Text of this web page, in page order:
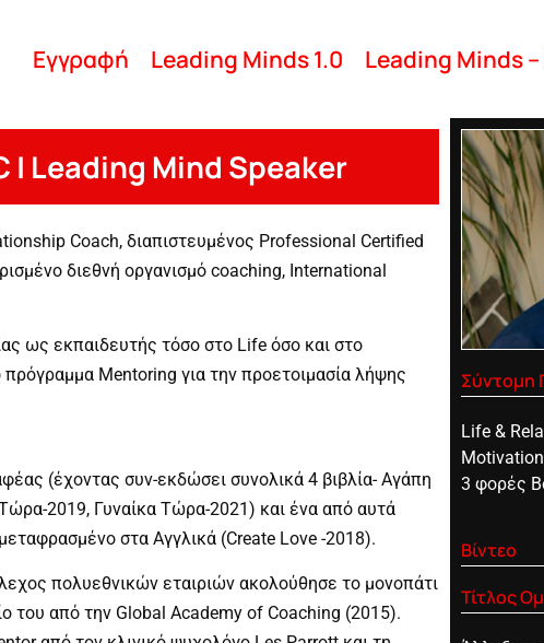
Εγγραφή Leading Minds 1.0 Leading Minds
| Leading Mind Speaker
Coach, διαπιστευμένος Professional Certified
διεθνή οργανισμό coaching, International
ως εκπαιδευτής τόσο στο Life όσο και στο
Mentoring για την προετοιμασία λήψης
(έχοντας συν-εκδώσει συνολικά 4 βιβλία- Αγάπη
2019, Γυναίκα Τώρα-2021) και ένα από αυτά
στα Αγγλικά (Create Love -2018).
πολυεθνικών εταιριών ακολούθησε το μονοπάτι
του από την Global Academy of Coaching (2015).
Σύντομη
Life &
3 φορές
Βίντεο
Τίτλος